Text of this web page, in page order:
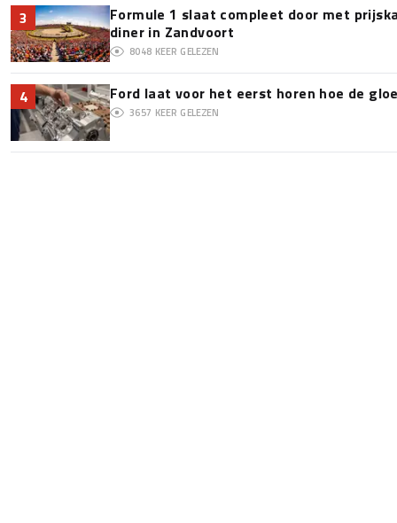
3
Formule 1 slaat compleet door met
diner in Zandvoort
8048 KEER GELEZEN
4 Ford laat voor het eerst horen hoe de
3657 KEER GELEZEN